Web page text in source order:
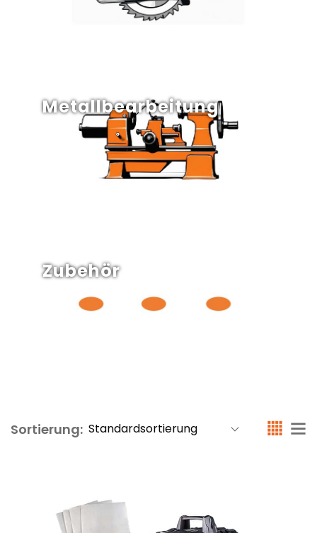
Metallbearbeitung
Zubehör
Sortierung: